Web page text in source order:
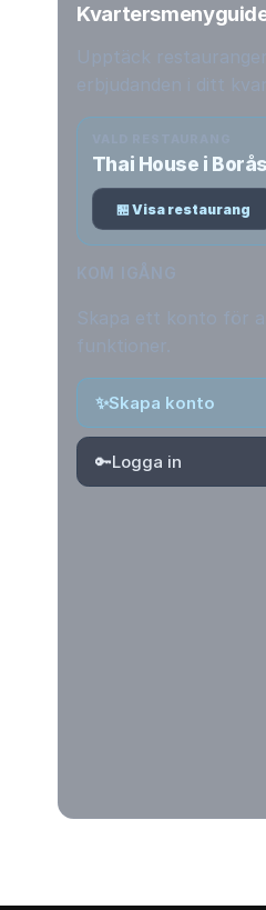
Thai House i
🏪 Visa restaurang
✨Skapa konto
🔑Logga in